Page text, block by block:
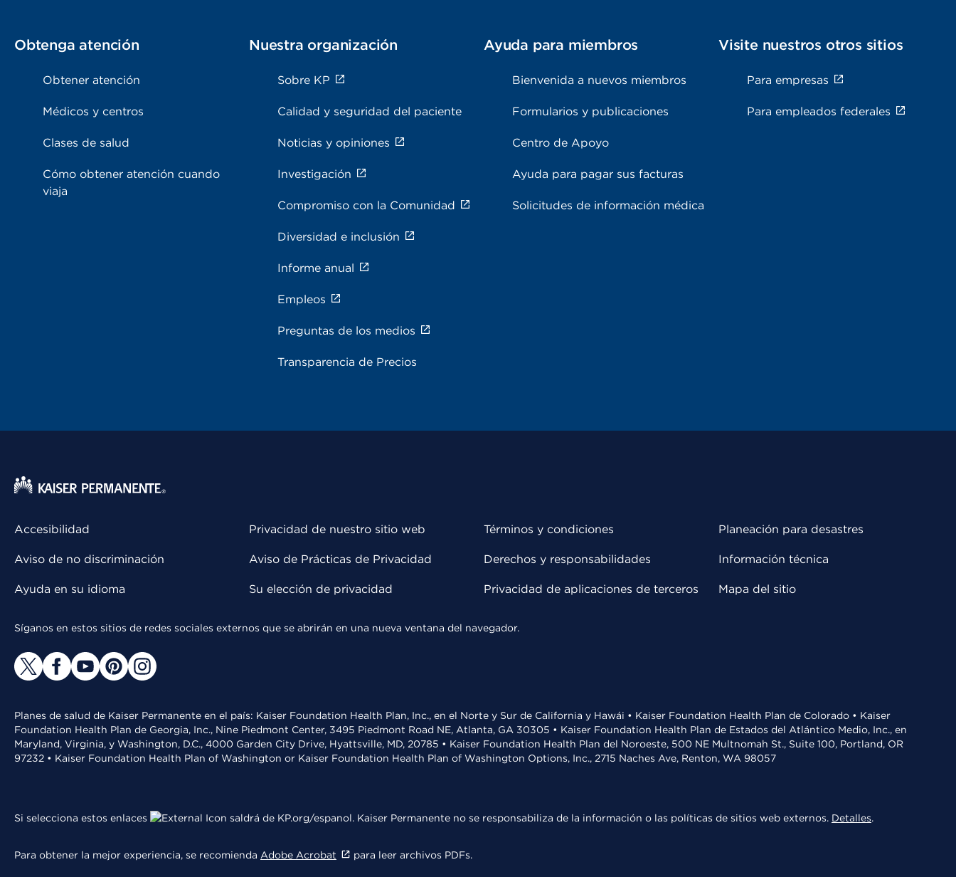
Obtenga atención
Obtener atención
Médicos y centros
Clases de salud
Cómo obtener atención cuando
viaja
Nuestra organización
Sobre KP
Calidad y seguridad del paciente
Noticias y opiniones
Investigación
Compromiso con la Comunidad
Diversidad e inclusión
Informe anual
Empleos
Preguntas de los medios
Transparencia de Precios
Ayuda para miembros
Bienvenida a nuevos miembros
Formularios y publicaciones
Centro de Apoyo
Ayuda para pagar sus facturas
Solicitudes de información médica
Visite nuestros otros sitios
Para empresas
Para empleados federales
Accesibilidad
Aviso de no discriminación
Ayuda en su idioma
Privacidad de nuestro sitio web
Aviso de Prácticas de Privacidad
Su elección de privacidad
Términos y condiciones
Derechos y responsabilidades
Privacidad de aplicaciones de terceros
Planeación para desastres
Información técnica
Mapa del sitio
Síganos en estos sitios de redes sociales externos que se abrirán en una nueva ventana del navegador.
Planes de salud de Kaiser Permanente en el país: Kaiser Foundation Health Plan, Inc., en el Norte y Sur de California y Hawái • Kaiser Foundation Health Plan de Colorado • Kaiser
Foundation Health Plan de Georgia, Inc., Nine Piedmont Center, 3495 Piedmont Road NE, Atlanta, GA 30305 • Kaiser Foundation Health Plan de Estados del Atlántico Medio, Inc., en
Maryland, Virginia, y Washington, D.C., 4000 Garden City Drive, Hyattsville, MD, 20785 • Kaiser Foundation Health Plan del Noroeste, 500 NE Multnomah St., Suite 100, Portland, OR
97232 • Kaiser Foundation Health Plan of Washington or Kaiser Foundation Health Plan of Washington Options, Inc., 2715 Naches Ave, Renton, WA 98057
Si selecciona estos enlaces saldrá de KP.org/espanol. Kaiser Permanente no se responsabiliza de la información o las políticas de sitios web externos. Detalles.
Para obtener la mejor experiencia, se recomienda Adobe Acrobat para leer archivos PDFs.